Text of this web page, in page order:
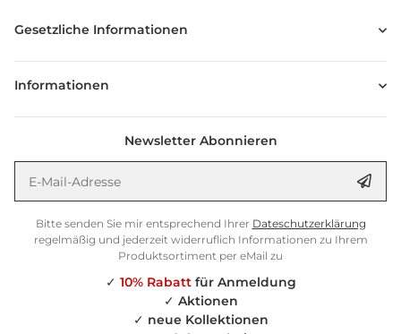
Gesetzliche Informationen
Informationen
Newsletter Abonnieren
Bitte senden Sie mir entsprechend Ihrer Dateschutzerklärung
regelmäßig und jederzeit widerruflich Informationen zu Ihrem
Produktsortiment per eMail zu
✓ 10% Rabattfür Anmeldung
✓ Aktionen
✓ neue Kollektionen